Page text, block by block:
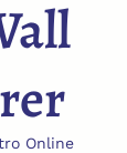
Online